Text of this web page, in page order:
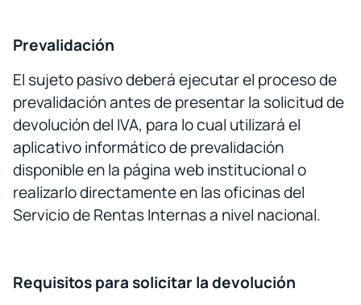
Prevalidación
El sujeto pasivo deberá ejecutar el proceso de
prevalidación antes de presentar la solicitud de
devolución del IVA, para lo cual utilizará el
aplicativo informático de prevalidación
disponible en la página web institucional o
realizarlo directamente en las oficinas del
Servicio de Rentas Internas a nivel nacional.
Requisitos para solicitar la devolución